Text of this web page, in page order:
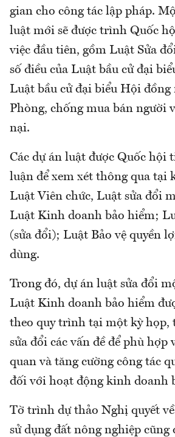
gian cho công tác lập pháp.
luật mới sẽ được trình Quốc
việc đầu tiên, gồm Luật Sửa
số điều của Luật bầu cử đại
Luật bầu cử đại biểu Hội
Phòng, chống mua bán người
nại.
Các dự án luật được Quốc hội
luận để xem xét thông qua tại
Luật Viên chức, Luật sửa đổi
Luật Kinh doanh bảo hiểm;
(sửa đổi); Luật Bảo vệ quyền
dùng.
Trong đó, dự án luật sửa đổi
Luật Kinh doanh bảo hiểm
theo quy trình tại một kỳ họp,
sửa đổi các vấn đề để phù hợp
quan và tăng cường công tác
đối với hoạt động kinh doanh
Tờ trình dự thảo Nghị quyết
sử dụng đất nông nghiệp